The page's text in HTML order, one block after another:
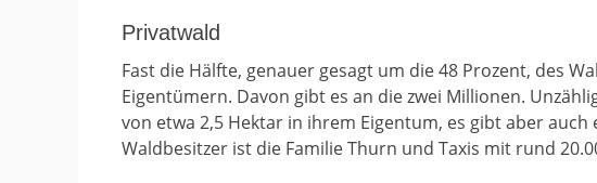
Privatwald
Fast die Hälfte, genauer gesagt um die 48 Prozent, des
Eigentümern. Davon gibt es an die zwei Millionen.
von etwa 2,5 Hektar in ihrem Eigentum, es gibt aber
Waldbesitzer ist die Familie Thurn und Taxis mit rund